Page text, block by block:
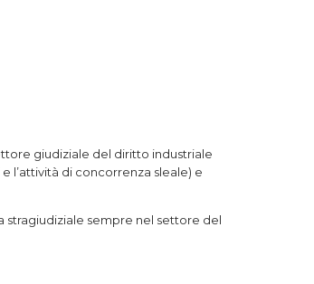
giudiziale del diritto industriale
l’attività di concorrenza sleale) e
stragiudiziale sempre nel settore del